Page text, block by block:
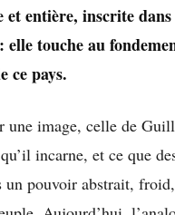
entière, inscrite
touche au
ce pays.
une image, celle de
incarne, et ce que
un pouvoir abstrait,